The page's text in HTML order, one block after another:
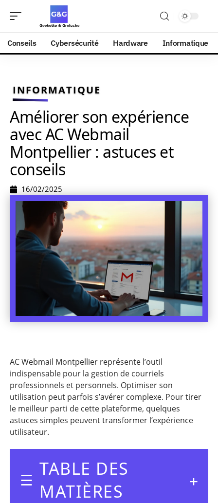
Conseils Cybersécurité Hardware Informatique
INFORMATIQUE
Améliorer son expérience
avec AC Webmail
Montpellier : astuces et
conseils
16/02/2025
AC Webmail Montpellier représente l’outil
indispensable pour la gestion de courriels
professionnels et personnels. Optimiser son
utilisation peut parfois s’avérer complexe. Pour tirer
le meilleur parti de cette plateforme, quelques
astuces simples peuvent transformer l’expérience
utilisateur.
TABLE DES
MATIÈRES